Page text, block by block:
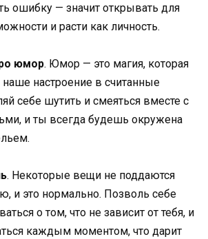
ошибку — значит открывать для
и расти как личность.
юмор. Юмор — это магия, которая
настроение в считанные
себе шутить и смеяться вместе с
и ты всегда будешь окружена
. Некоторые вещи не поддаются
и это нормально. Позволь себе
о том, что не зависит от тебя, и
каждым моментом, что дарит